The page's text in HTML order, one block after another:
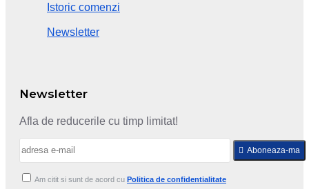
Istoric comenzi
Newsletter
Newsletter
Afla de reducerile cu timp limitat!
Aboneaza-ma
Am citit si sunt de acord cu Politica de confidentialitate